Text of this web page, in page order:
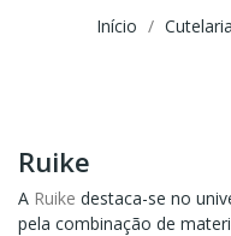
Início Cutelaria
Ruike
A Ruike destaca-se no
pela combinação de